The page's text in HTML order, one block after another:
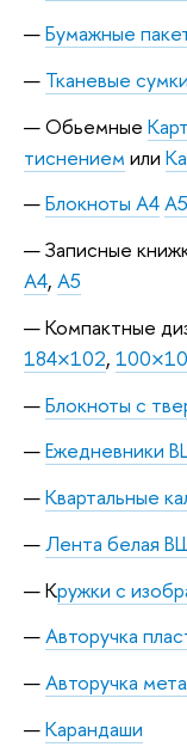
Бумажные
Тканевые
Обьемные
тиснением или
Блокноты А4
Записные
А4, А5
Компактные
184×102,
Блокноты с
Ежедневники
Квартальные
Лента белая
Кружки с
Авторучка
Авторучка
Карандаши